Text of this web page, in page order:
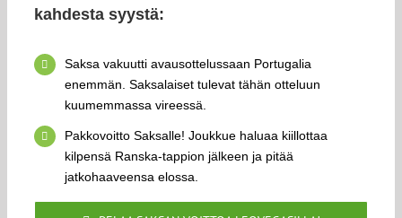
kahdesta syystä:
Saksa vakuutti avausottelussaan Portugalia
enemmän. Saksalaiset tulevat tähän otteluun
kuumemmassa vireessä.
Pakkovoitto Saksalle! Joukkue haluaa kiillottaa
kilpensä Ranska-tappion jälkeen ja pitää
jatkohaaveensa elossa.